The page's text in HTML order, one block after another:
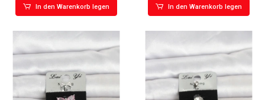
In den Warenkorb legen In den Warenkorb legen